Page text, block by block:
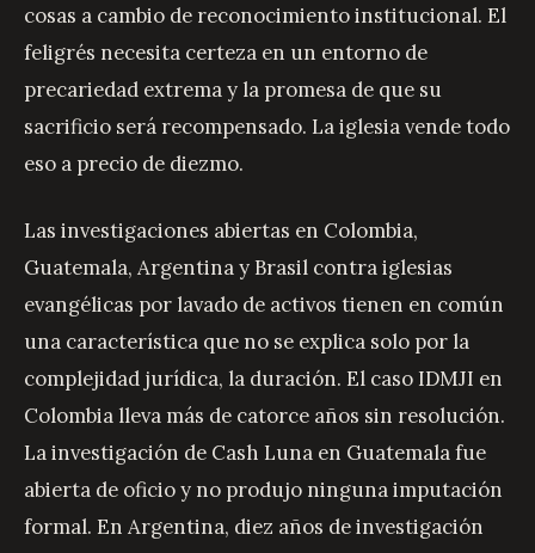
cosas a cambio de reconocimiento institucional. El
feligrés necesita certeza en un entorno de
precariedad extrema y la promesa de que su
sacrificio será recompensado. La iglesia vende todo
eso a precio de diezmo.
Las investigaciones abiertas en Colombia,
Guatemala, Argentina y Brasil contra iglesias
evangélicas por lavado de activos tienen en común
una característica que no se explica solo por la
complejidad jurídica, la duración. El caso IDMJI en
Colombia lleva más de catorce años sin resolución.
La investigación de Cash Luna en Guatemala fue
abierta de oficio y no produjo ninguna imputación
formal. En Argentina, diez años de investigación